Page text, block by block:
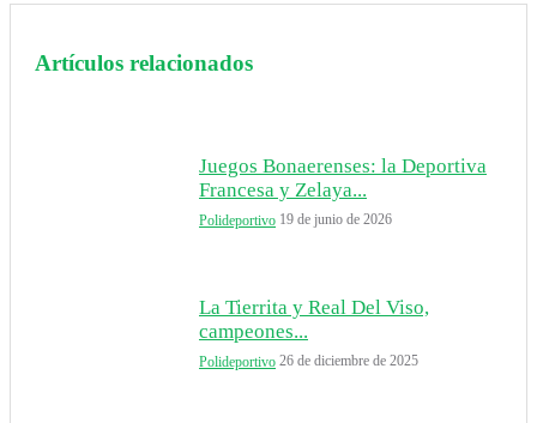
Artículos relacionados
Juegos Bonaerenses: la Deportiva
Francesa y Zelaya...
Polideportivo 19 de junio de 2026
La Tierrita y Real Del Viso,
campeones...
Polideportivo 26 de diciembre de 2025